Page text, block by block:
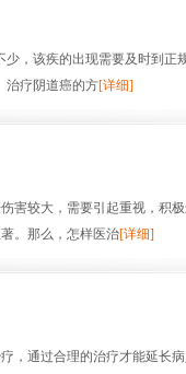
该疾的出现需要及时到正
疗阴道癌的方[详细]
较大，需要引起重视，积
。那么，怎样医治[详细]
通过合理的治疗才能延长